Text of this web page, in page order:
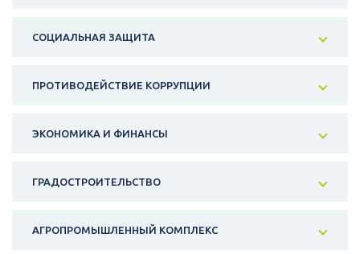
СОЦИАЛЬНАЯ ЗАЩИТА
ПРОТИВОДЕЙСТВИЕ КОРРУПЦИИ
ЭКОНОМИКА И ФИНАНСЫ
ГРАДОСТРОИТЕЛЬСТВО
АГРОПРОМЫШЛЕННЫЙ КОМПЛЕКС